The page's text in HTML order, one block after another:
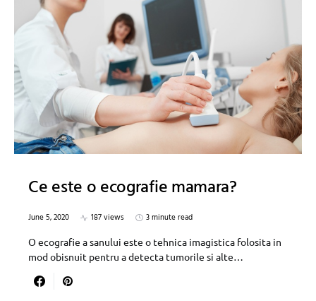
Ce este o ecografie mamara?
June 5, 2020 187 views
3 minute read
O ecografie a sanului este o tehnica imagistica folosita in
mod obisnuit pentru a detecta tumorile si alte…